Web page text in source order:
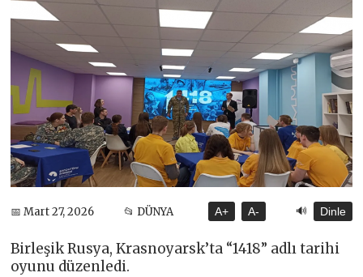
📅 Mart 27, 2026 📂 DÜNYA A+ A- 🔊 Dinle
Birleşik Rusya, Krasnoyarsk’ta “1418” ​​adlı tarihi
oyunu düzenledi.